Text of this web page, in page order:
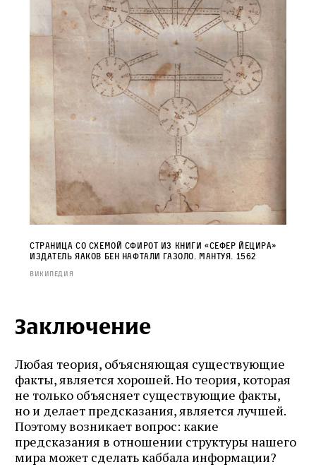
Страница со схемой сфирот из книги «Сефер Йецира»
Издатель Яаков бен Нафтали Газоло. Мантуя. 1562
Википедия
Заключение
Любая теория, объясняющая существующие
факты, является хорошей. Но теория, которая
не только объясняет существующие факты,
но и делает предсказания, является лучшей.
Поэтому возникает вопрос: какие
предсказания в отношении структуры нашего
мира может сделать каббала информации?